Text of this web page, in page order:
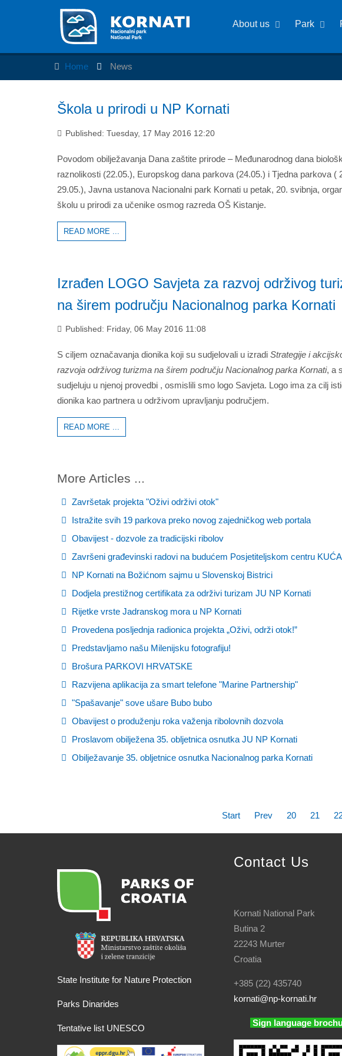
About us Park
Home News
Škola u prirodi u NP Kornati
Published: Tuesday, 17 May 2016 12:20
Povodom obilježavanja Dana zaštite prirode – Međunarodnog dana
raznolikosti (22.05.), Europskog dana parkova (24.05.) i Tjedna parkova (
29.05.), Javna ustanova Nacionalni park Kornati u petak, 20. svibnja,
školu u prirodi za učenike osmog razreda OŠ Kistanje.
READ MORE ...
Izrađen LOGO Savjeta za razvoj održivog
na širem području Nacionalnog parka Kornati
Published: Friday, 06 May 2016 11:08
S ciljem označavanja dionika koji su sudjelovali u izradi Strategije i
razvoja održivog turizma na širem području Nacionalnog parka Kornati, a
sudjeluju u njenoj provedbi , osmislili smo logo Savjeta. Logo ima za cilj
dionika kao partnera u održivom upravljanju područjem.
READ MORE ...
More Articles ...
Završetak projekta "Oživi održivi otok"
Istražite svih 19 parkova preko novog zajedničkog web portala
Obavijest - dozvole za tradicijski ribolov
Završeni građevinski radovi na budućem Posjetiteljskom centru
NP Kornati na Božićnom sajmu u Slovenskoj Bistrici
Dodjela prestižnog certifikata za održivi turizam JU NP Kornati
Rijetke vrste Jadranskog mora u NP Kornati
Provedena posljednja radionica projekta „Oživi, održi otok!”
Predstavljamo našu Milenijsku fotografiju!
Brošura PARKOVI HRVATSKE
Razvijena aplikacija za smart telefone "Marine Partnership"
"Spašavanje" sove ušare Bubo bubo
Obavijest o produženju roka važenja ribolovnih dozvola
Proslavom obilježena 35. obljetnica osnutka JU NP Kornati
Obilježavanje 35. obljetnice osnutka Nacionalnog parka Kornati
Start Prev 20 21
State Institute for Nature Protection
Parks Dinarides
Tentative list UNESCO
Contact Us
Kornati National Park
Butina 2
22243 Murter
Croatia
+385 (22) 435740
kornati@np-kornati.hr
Sign language